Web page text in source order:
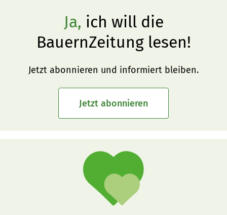
Ja, ich will die
BauernZeitung lesen!
Jetzt abonnieren und informiert bleiben.
Jetzt abonnieren